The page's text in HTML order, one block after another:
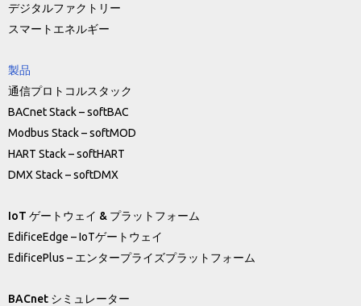
デジタルファクトリー
スマートエネルギー
製品
通信プロトコルスタック
BACnet Stack – softBAC
Modbus Stack – softMOD
HART Stack – softHART
DMX Stack – softDMX
IoT ゲートウェイ & プラットフォーム
EdificeEdge – IoTゲートウェイ
EdificePlus – エンタープライズプラットフォーム
BACnet シミュレーター